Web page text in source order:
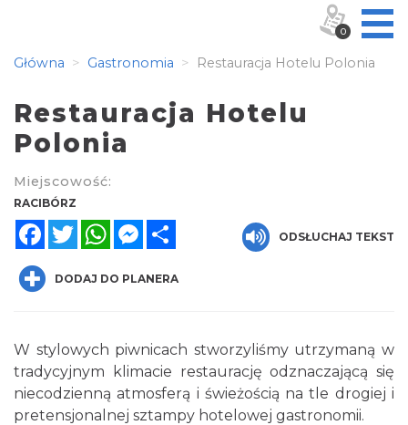
Główna Gastronomia Restauracja Hotelu Polonia
Restauracja Hotelu
Polonia
Miejscowość:
RACIBÓRZ
FacebookTwitterWhatsAppMessenger
ODSŁUCHAJ TEKST
DODAJ DO PLANERA
W stylowych piwnicach stworzyliśmy utrzymaną w
tradycyjnym klimacie restaurację odznaczającą się
niecodzienną atmosferą i świeżością na tle drogiej i
pretensjonalnej sztampy hotelowej gastronomii.
0